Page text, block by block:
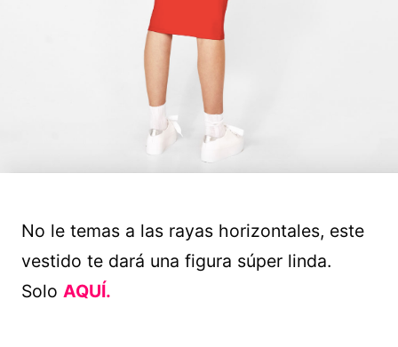
No le temas a las rayas horizontales, este
vestido te dará una figura súper linda.
Solo AQUÍ.